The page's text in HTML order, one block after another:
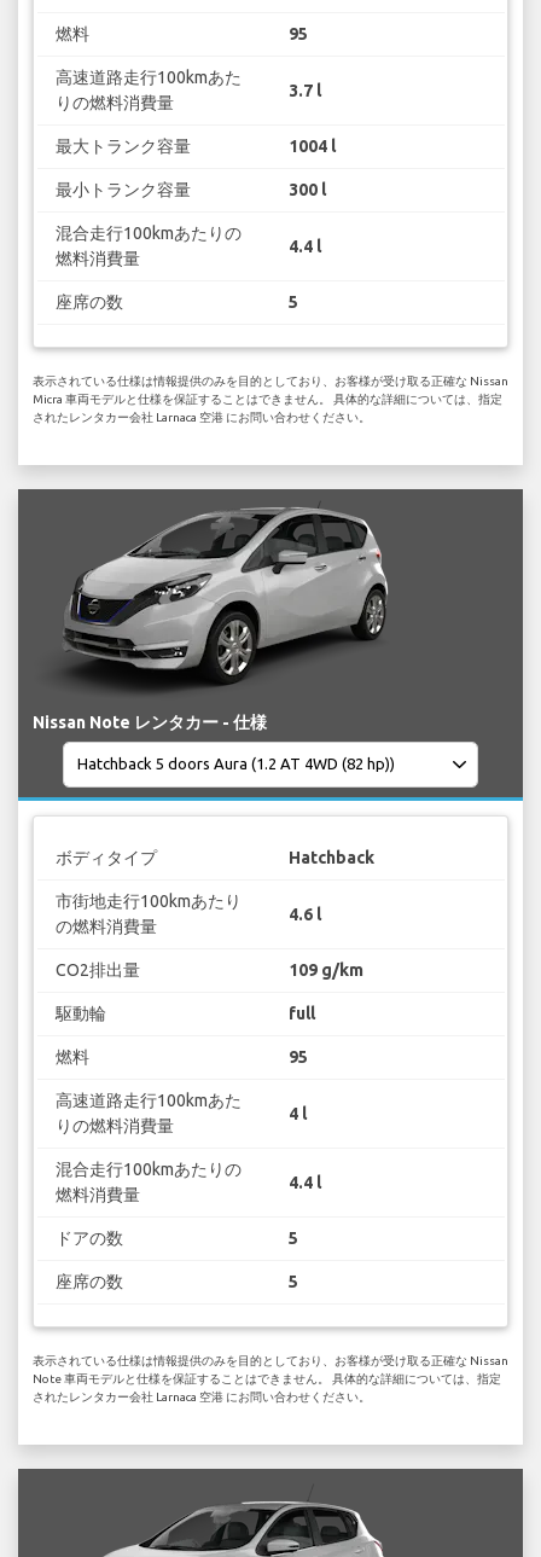
燃料 95
高速道路走行100kmあた
りの燃料消費量
3.7 l
最大トランク容量 1004 l
最小トランク容量 300 l
混合走行100kmあたりの
燃料消費量
4.4 l
座席の数 5
表示されている仕様は情報提供のみを目的としており、お客様が受け取る正確な Nissan
Micra 車両モデルと仕様を保証することはできません。 具体的な詳細については、指定
されたレンタカー会社 Larnaca 空港 にお問い合わせください。
Nissan Note レンタカー - 仕様
ボディタイプ Hatchback
市街地走行100kmあたり
の燃料消費量
4.6 l
CO2排出量 109 g/km
駆動輪 full
燃料 95
高速道路走行100kmあた
りの燃料消費量
4 l
混合走行100kmあたりの
燃料消費量
4.4 l
ドアの数 5
座席の数 5
表示されている仕様は情報提供のみを目的としており、お客様が受け取る正確な Nissan
Note 車両モデルと仕様を保証することはできません。 具体的な詳細については、指定
されたレンタカー会社 Larnaca 空港 にお問い合わせください。